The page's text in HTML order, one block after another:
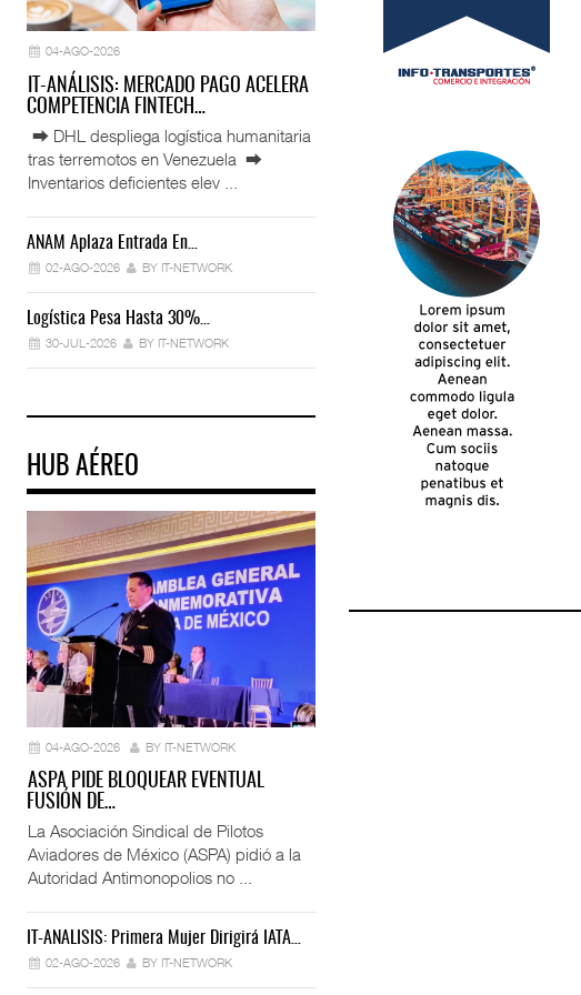
Trump Revoca Miles De Licencias…
02-AGO-2026 BY IT-NETWORK
Ford Apuesta Por El Talento…
04-AGO-2026
IT-ANÁLISIS: MERCADO PAGO ACELERA
COMPETENCIA FINTECH…
⮕ DHL despliega logística humanitaria
tras terremotos en Venezuela ⮕
Inventarios deficientes elev ...
ANAM Aplaza Entrada En…
02-AGO-2026 BY IT-NETWORK
Logística Pesa Hasta 30%…
30-JUL-2026 BY IT-NETWORK
IT-ANÁLISIS: Manifestación Electrónica
BY IT-NETWORK
Exportaciones Elevan Superávit
BY IT-NETWORK
HUB AÉREO
04-AGO-2026 BY IT-NETWORK
ASPA PIDE BLOQUEAR EVENTUAL
FUSIÓN DE…
La Asociación Sindical de Pilotos
Aviadores de México (ASPA) pidió a la
Autoridad Antimonopolios no ...
IT-ANÁLISIS: Primera Mujer Dirigirá IATA…
02-AGO-2026 BY IT-NETWORK